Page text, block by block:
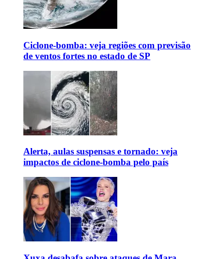
Ciclone-bomba: veja regiões com previsão
de ventos fortes no estado de SP
Alerta, aulas suspensas e tornado: veja
impactos de ciclone-bomba pelo país